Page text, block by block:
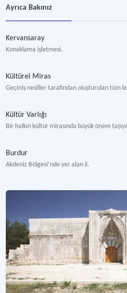
Ayrıca Bakınız
Kervansaray
Konaklama işletmesi.
Kültürel Miras
Geçmiş nesiller tarafından oluşturulan tüm
Kültür Varlığı
Bir halkın kültür mirasında büyük önem
Burdur
Akdeniz Bölgesi’nde yer alan il.
Erzurum Gümrük Hanı